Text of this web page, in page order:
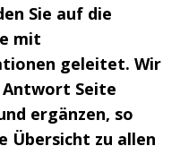
Sie auf die
mit
geleitet. Wir
Antwort Seite
ergänzen, so
Übersicht zu allen